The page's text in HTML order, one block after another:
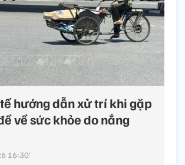
hướng dẫn xử trí khi gặp
về sức khỏe do nắng
16:30’